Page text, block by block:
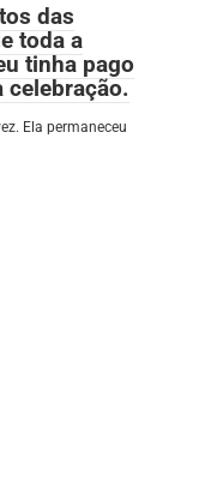
das
toda a
tinha pago
celebração.
Ela permaneceu